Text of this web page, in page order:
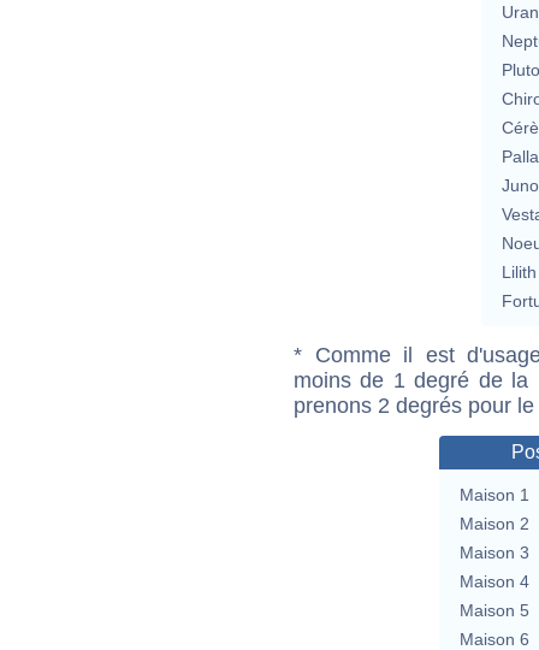
Lilith
* Comme il est
moins de 1 degré de la
prenons 2 degrés pour
Maison 1
Maison 2
Maison 3
Maison 4
Maison 5
Maison 6